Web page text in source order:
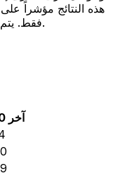
هذه النتائج مؤشراً
فقط. يتم تحديث رسم مقارنة الأسعار كل ثلاثة أشهر.
آخر 90 يوماً